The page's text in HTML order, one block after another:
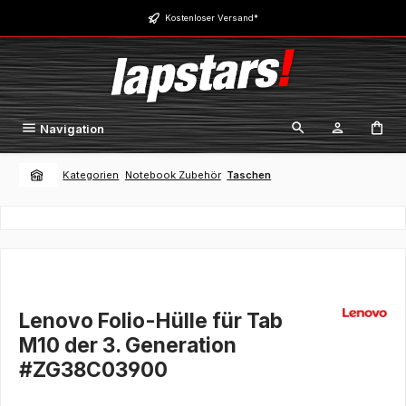
Zum Hauptinhalt springen Kostenloser Versand*
Navigation
Kategorien Notebook Zubehör Taschen
Lenovo Folio-Hülle für Tab
M10 der 3. Generation
#ZG38C03900